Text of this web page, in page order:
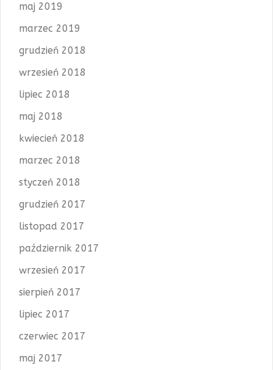
maj 2019
marzec 2019
grudzień 2018
wrzesień 2018
lipiec 2018
maj 2018
kwiecień 2018
marzec 2018
styczeń 2018
grudzień 2017
listopad 2017
październik 2017
wrzesień 2017
sierpień 2017
lipiec 2017
czerwiec 2017
maj 2017